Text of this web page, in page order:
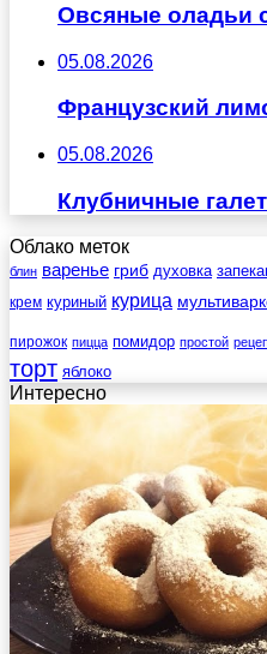
Овсяные оладьи
05.08.2026
Французский
05.08.2026
Клубничные
Облако меток
блин варенье гриб духовка
крем куриный курица
пирожок пицца помидор простой
торт яблоко
Интересно